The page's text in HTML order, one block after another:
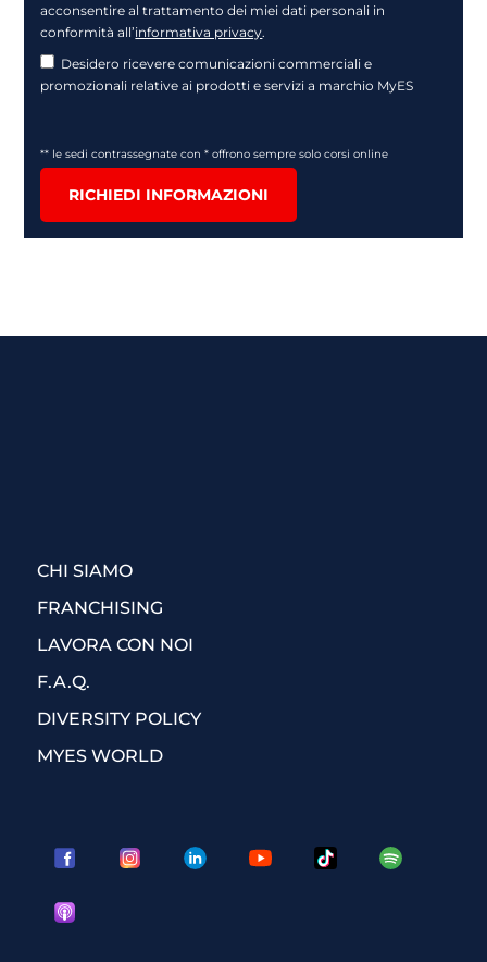
acconsentire al trattamento dei miei dati personali in
conformità all’informativa privacy.
Desidero ricevere comunicazioni commerciali e
promozionali relative ai prodotti e servizi a marchio MyES
** le sedi contrassegnate con * offrono sempre solo corsi online
RICHIEDI INFORMAZIONI
CHI SIAMO
FRANCHISING
LAVORA CON NOI
F.A.Q.
DIVERSITY POLICY
MYES WORLD